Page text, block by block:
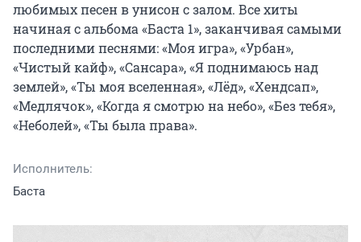
любимых песен в унисон с залом. Все хиты
начиная с альбома «Баста 1», заканчивая самыми
последними песнями: «Моя игра», «Урбан»,
«Чистый кайф», «Сансара», «Я поднимаюсь над
землей», «Ты моя вселенная», «Лёд», «Хендсап»,
«Медлячок», «Когда я смотрю на небо», «Без тебя»,
«Неболей», «Ты была права».
Исполнитель:
Баста